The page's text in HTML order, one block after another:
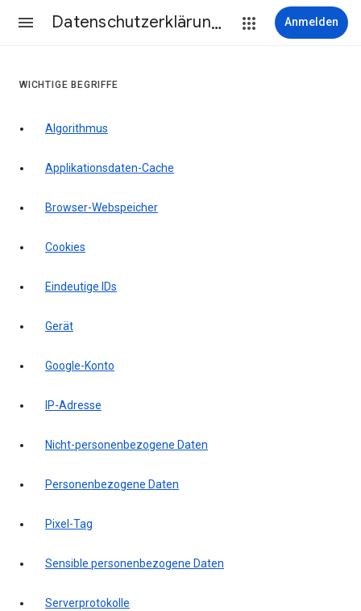
Datenschutzerklärung & Nutzungsbedingungen Anmelden
WICHTIGE BEGRIFFE
Algorithmus
Applikationsdaten-Cache
Browser-Webspeicher
Cookies
Eindeutige IDs
Gerät
Google-Konto
IP-Adresse
Nicht-personenbezogene Daten
Personenbezogene Daten
Pixel-Tag
Sensible personenbezogene Daten
Serverprotokolle